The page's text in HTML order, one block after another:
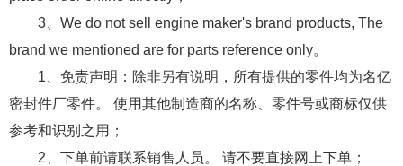
3、We do not sell engine maker's brand products, The
brand we mentioned are for parts reference only。
1、免责声明：除非另有说明，所有提供的零件均为名亿
密封件厂零件。 使用其他制造商的名称、零件号或商标仅供
参考和识别之用；
2、下单前请联系销售人员。 请不要直接网上下单；